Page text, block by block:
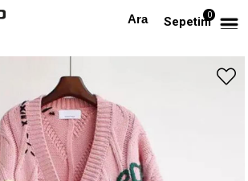
Sepetim0
Renkli Düğmeli Dikiş Detaylı Pembe Hırka